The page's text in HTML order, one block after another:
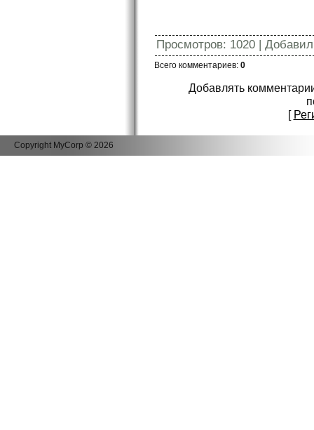
Просмотров: 1020 | Добавил
Всего комментариев: 0
Добавлять
[
Copyright MyCorp © 2026